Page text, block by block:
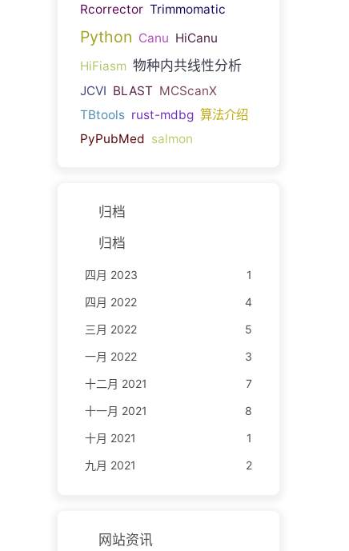
Rcorrector Trimmomatic
Python Canu HiCanu
HiFiasm 物种内共线性分析
JCVI BLAST MCScanX
TBtools rust-mdbg 算法介绍
PyPubMed salmon
归档
归档
四月 2023
1
四月 2022
4
三月 2022
5
一月 2022
3
十二月 2021
7
十一月 2021
8
十月 2021
1
九月 2021
2
网站资讯